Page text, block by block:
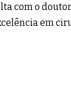
com o
em